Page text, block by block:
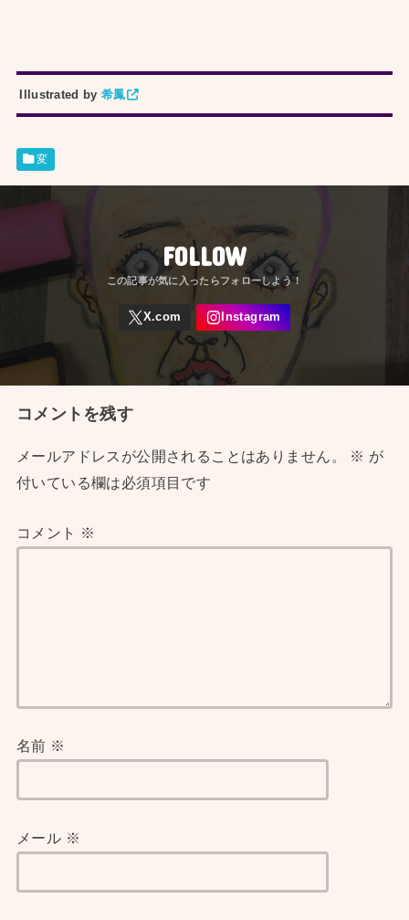
Illustrated by 希鳳
変
FOLLOW
コメントを残す
メールアドレスが公開されることはありません。 ※ が
付いている欄は必須項目です
コメント ※
名前 ※
メール ※